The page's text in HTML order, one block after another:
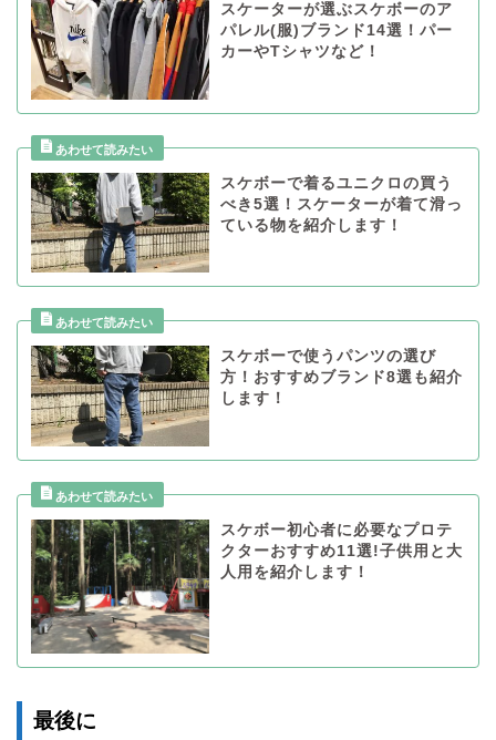
スケーターが選ぶスケボーのア
パレル(服)ブランド14選！パー
カーやTシャツなど！
スケボーで着るユニクロの買う
べき5選！スケーターが着て滑っ
ている物を紹介します！
スケボーで使うパンツの選び
方！おすすめブランド8選も紹介
します！
スケボー初心者に必要なプロテ
クターおすすめ11選!子供用と大
人用を紹介します！
最後に